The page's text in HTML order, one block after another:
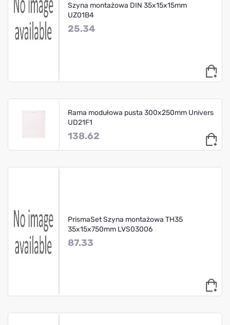
Szyna montażowa DIN 35x15x15mm
UZ01B4
25.34
Rama modułowa pusta 300x250mm Univers
UD21F1
138.62
PrismaSet Szyna montażowa TH35
35x15x750mm LVS03006
87.33